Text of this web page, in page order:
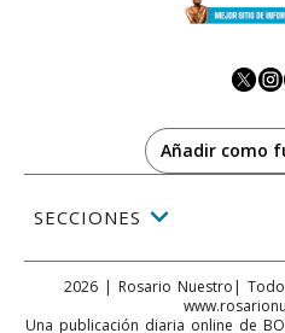
Añadir como
SECCIONES
2026| Rosario Nuestro |
www.
Una publicación diaria online de